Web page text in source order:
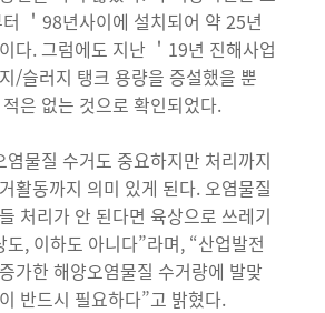
＇98년사이에 설치되어 약 25년
다. 그럼에도 지난 ＇19년 진해사업
/슬러지 탱크 용량을 증설했을 뿐
은 없는 것으로 확인되었다.
염물질 수거도 중요하지만 처리까지
활동까지 의미 있게 된다. 오염물질
처리가 안 된다면 육상으로 쓰레기
, 이하도 아니다”라며, “산업발전
가한 해양오염물질 수거량에 발맞
반드시 필요하다”고 밝혔다.